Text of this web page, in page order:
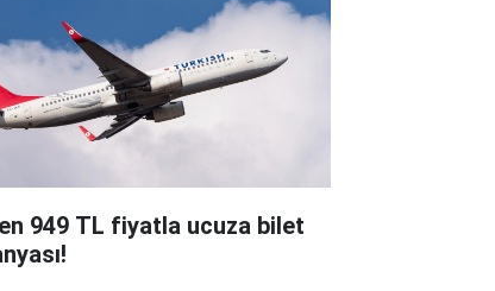
949 TL fiyatla ucuza bilet